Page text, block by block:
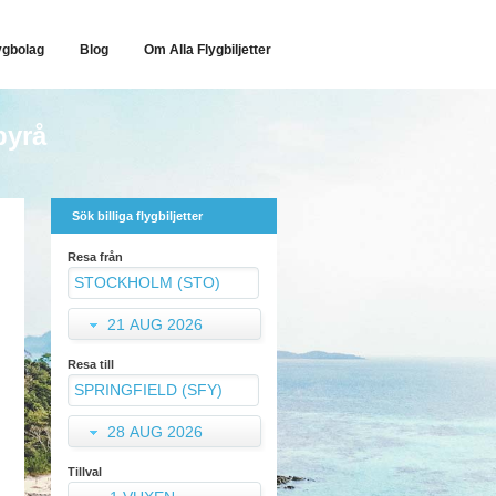
Blog Om Alla Flygbiljetter
Sök billiga flygbiljetter
Resa från
21 AUG 2026
Resa till
28 AUG 2026
Tillval